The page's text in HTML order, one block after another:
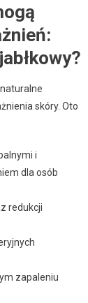
skóry. Oto
i
dla osób
redukcji
zapaleniu